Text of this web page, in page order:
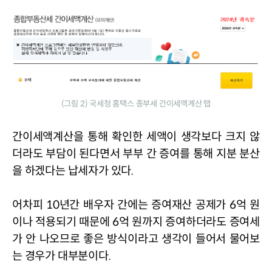
(그림 2) 국세청 홈택스 종부세 간이세액계산 탭
간이세액계산을 통해 확인한 세액이 생각보다 크지 않
더라도 부담이 된다면서 부부 간 증여를 통해 지분 분산
을 하겠다는 납세자가 있다.
어차피 10년간 배우자 간에는 증여재산 공제가 6억 원
이나 적용되기 때문에 6억 원까지 증여하더라도 증여세
가 안 나오므로 좋은 방식이라고 생각이 들어서 물어보
는 경우가 대부분이다.